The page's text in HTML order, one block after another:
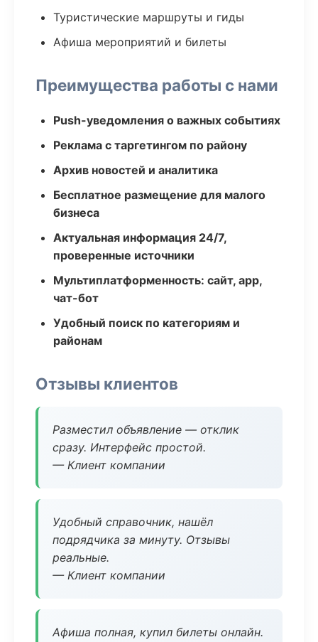
Туристические маршруты и гиды
Афиша мероприятий и билеты
Преимущества работы с нами
Push-уведомления о важных событиях
Реклама с таргетингом по району
Архив новостей и аналитика
Бесплатное размещение для малого
бизнеса
Актуальная информация 24/7,
проверенные источники
Мультиплатформенность: сайт, app,
чат-бот
Удобный поиск по категориям и
районам
Отзывы клиентов
Разместил объявление — отклик
сразу. Интерфейс простой.
— Клиент компании
Удобный справочник, нашёл
подрядчика за минуту. Отзывы
реальные.
— Клиент компании
Афиша полная, купил билеты онлайн.